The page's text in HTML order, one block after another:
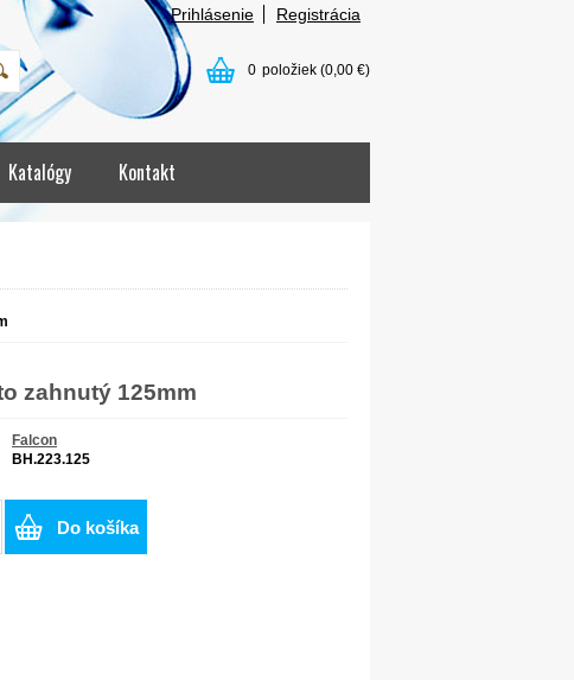
Prihlásenie Registrácia
0 položiek (0,00 €)
Katalógy Kontakt
zahnutý 125mm
Falcon
BH.223.125
Do košíka